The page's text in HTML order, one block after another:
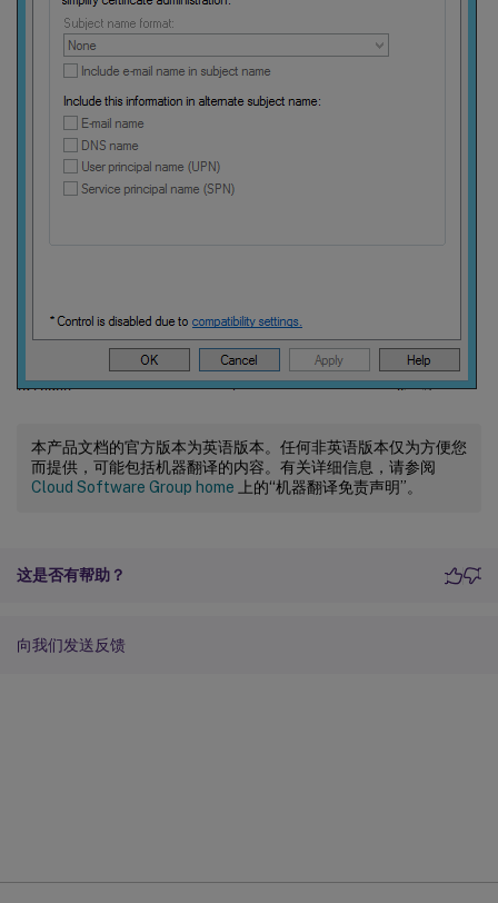
本产品文档的官方版本为英语版本。任何非英语版本仅为方便您
而提供，可能包括机器翻译的内容。有关详细信息，请参阅
Cloud Software Group home 上的“机器翻译免责声明”。
这是否有帮助？
向我们发送反馈